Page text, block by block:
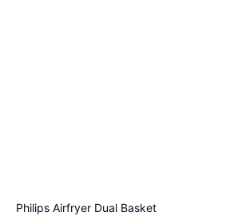
Philips Airfryer Dual Basket